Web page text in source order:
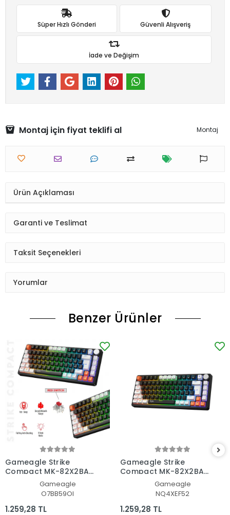
Süper Hızlı Gönderi Güvenli Alışveriş
İade ve Değişim
Montaj için fiyat teklifi al Montaj
Ürün Açıklaması
Garanti ve Teslimat
Taksit Seçenekleri
Yorumlar
Benzer Ürünler
Gameagle Strike
Compact MK-82X2BAR
Mekanik Kablolu Işıklı
Gameagle
O7BB59OI
1.259,28 TL
Gameagle Strike
Compact MK-82X2BAB
Mekanik Işıklı Oyuncu
Gameagle
NQ4XEF52
1.259,28 TL